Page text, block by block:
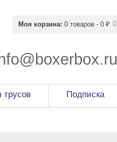
Моя корзина: 0 товаров - 0 ₽
трусов Подписка